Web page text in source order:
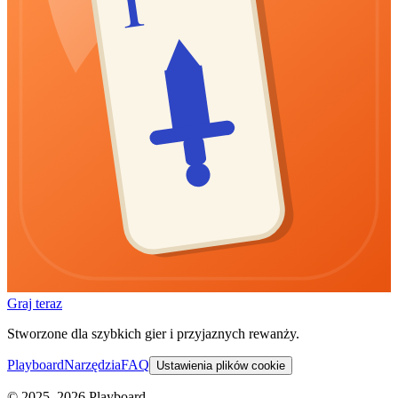
Graj teraz
Stworzone dla szybkich gier i przyjaznych rewanży.
PlayboardNarzędziaFAQ Ustawienia plików cookie